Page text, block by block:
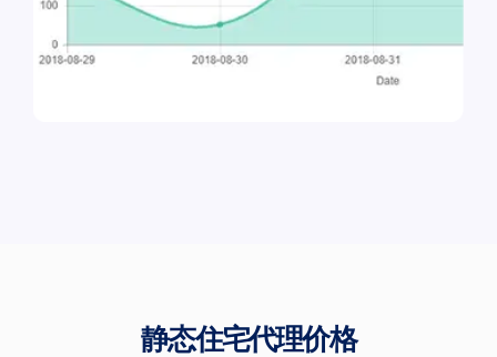
静态住宅代理价格